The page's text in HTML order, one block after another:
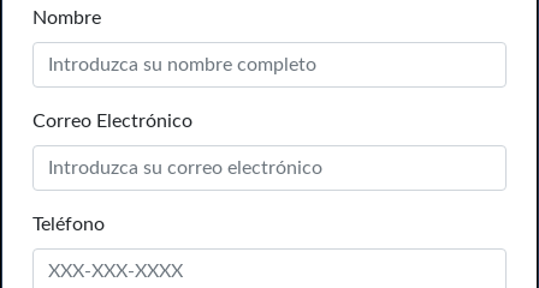
Nombre
Correo Electrónico
Teléfono